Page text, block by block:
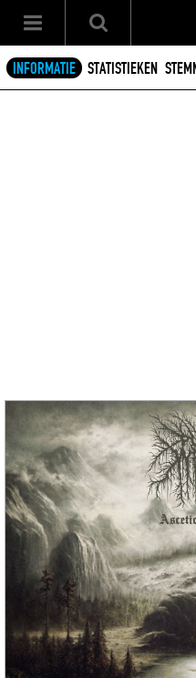
INFORMATIE STATISTIEKEN